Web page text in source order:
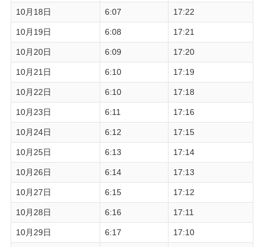
10月18日 6:07 17:22
10月19日 6:08 17:21
10月20日 6:09 17:20
10月21日 6:10 17:19
10月22日 6:10 17:18
10月23日 6:11 17:16
10月24日 6:12 17:15
10月25日 6:13 17:14
10月26日 6:14 17:13
10月27日 6:15 17:12
10月28日 6:16 17:11
10月29日 6:17 17:10